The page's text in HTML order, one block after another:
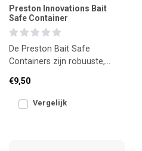
Preston Innovations Bait
Safe Container
De Preston Bait Safe
Containers zijn robuuste,
aas perfect vers houden.
€9,50
Vergelijk